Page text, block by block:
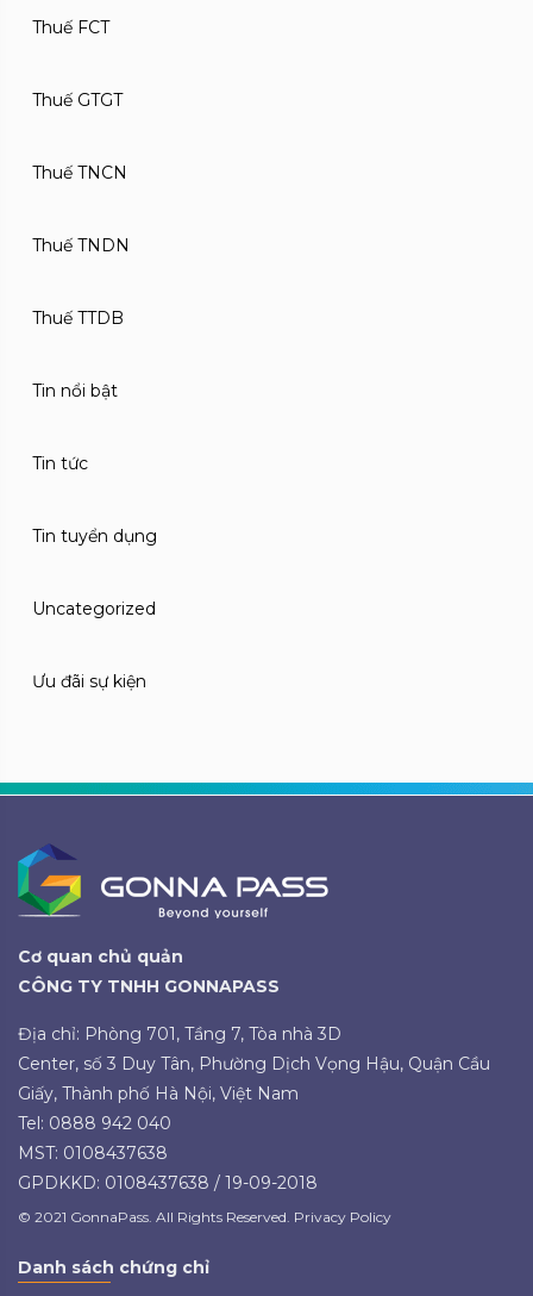
Thuế FCT
Thuế GTGT
Thuế TNCN
Thuế TNDN
Thuế TTDB
Tin nổi bật
Tin tức
Tin tuyển dụng
Uncategorized
Ưu đãi sự kiện
Cơ quan chủ quản
CÔNG TY TNHH GONNAPASS
Địa chỉ: Phòng 701, Tầng 7, Tòa nhà 3D
Center, số 3 Duy Tân, Phường Dịch Vọng Hậu, Quận Cầu
Giấy, Thành phố Hà Nội, Việt Nam
Tel: 0888 942 040
MST: 0108437638
GPDKKD: 0108437638 / 19-09-2018
© 2021 GonnaPass. All Rights Reserved. Privacy Policy
Danh sách chứng chỉ